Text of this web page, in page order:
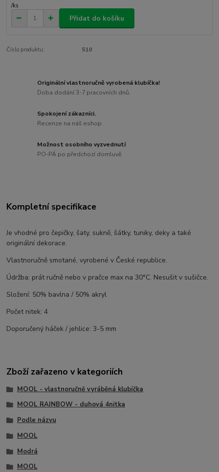
/ks
Přidat do košíku
Číslo produktu: 510
Originální vlastnoručně vyrobená klubíčka!
Doba dodání 3-7 pracovních dnů.
Spokojení zákazníci.
Recenze na náš eshop
Možnost osobního vyzvednutí
PO-PÁ po předchozí domluvě
Kompletní specifikace
Je vhodné pro čepičky, šaty, sukně, šátky, tuniky, deky a také
originální dekorace.
Vlastnoručně smotané, vyrobené v České republice.
Údržba: prát ručně nebo v pračce max na 30°C. Nesušit v sušičce.
Složení: 50% bavlna / 50% akryl
Počet nitek: 4
Doporučený háček / jehlice: 3-5 mm
Zboží zařazeno v kategoriích
MOOL - vlastnoručně vyráběná klubíčka
MOOL RAINBOW - duhová 4nitka
Podle názvu
MOOL
Modrá
MOOL